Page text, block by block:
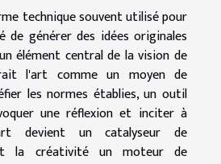
technique souvent utilisé pour
de générer des idées originales
élément central de la vision de
l'art comme un moyen de
les normes établies, un outil
une réflexion et inciter à
devient un catalyseur de
la créativité un moteur de